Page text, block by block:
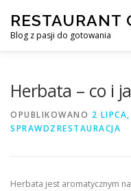
treści
RESTAURANT
Blog z pasji do gotowania
Herbata – co i
OPUBLIKOWANO 2
SPRAWDZRESTAURACJA
Herbata jest aromatycznym